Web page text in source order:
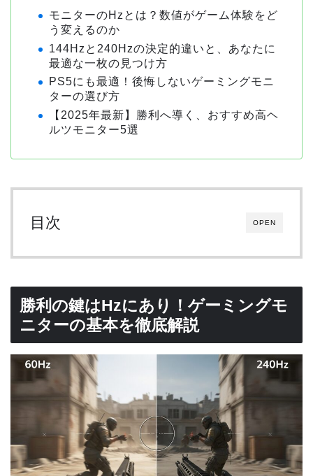
モニターのHzとは？数値がゲーム体験をど
う変えるのか
144Hzと240Hzの決定的違いと、あなたに
最適な一枚の見つけ方
PS5にも最適！後悔しないゲーミングモニ
ターの選び方
【2025年最新】勝利へ導く、おすすめ高ヘ
ルツモニター5選
OPEN
目次
勝利の鍵はHzにあり！ゲーミングモ
ニターの基本を徹底解説